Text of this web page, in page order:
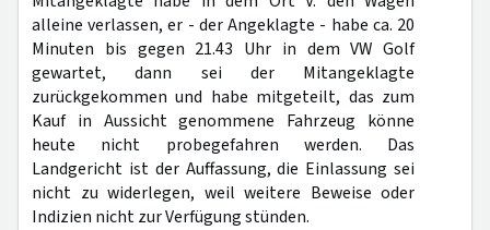
alleine verlassen, er - der Angeklagte - habe ca. 20
Minuten bis gegen 21.43 Uhr in dem VW Golf
gewartet, dann sei der Mitangeklagte
zurückgekommen und habe mitgeteilt, das zum
Kauf in Aussicht genommene Fahrzeug könne
heute nicht probegefahren werden. Das
Landgericht ist der Auffassung, die Einlassung sei
nicht zu widerlegen, weil weitere Beweise oder
Indizien nicht zur Verfügung stünden.